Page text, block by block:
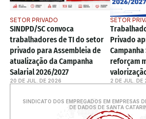
SETOR PRIVADO
SINDPD/SC convoca
trabalhadores de TI do setor
privado para Assembleia de
atualização da Campanha
Salarial 2026/2027
20 DE JUL. DE 2026
SETOR
Privado
reforçam
2 DE JUL. DE
SINDICATO DOS EMPREGADOS EM EMPRESAS
DE DADOS DE SANTA